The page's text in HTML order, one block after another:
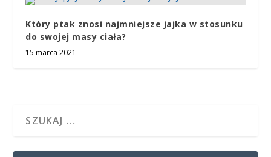
Który ptak znosi najmniejsze jajka w stosunku
do swojej masy ciała?
15 marca 2021